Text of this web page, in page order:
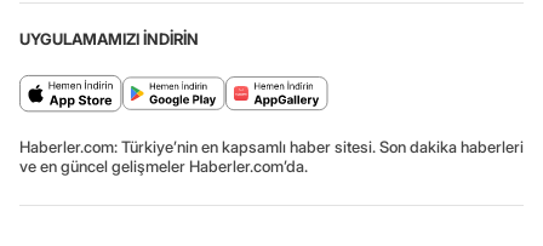
UYGULAMAMIZI İNDİRİN
Haberler.com: Türkiye’nin en kapsamlı haber sitesi. Son dakika haberleri
ve en güncel gelişmeler Haberler.com’da.